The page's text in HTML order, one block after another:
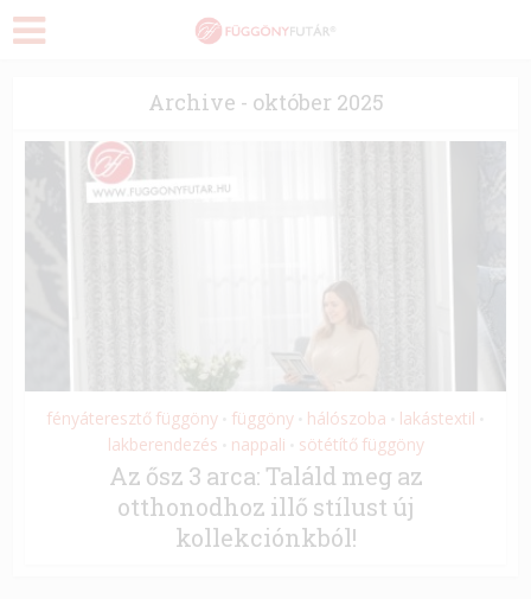
Archive - október 2025
fényáteresztő függöny függöny hálószoba lakástextil
lakberendezés nappali sötétítő függöny
Az ősz 3 arca: Találd meg az
otthonodhoz illő stílust új
kollekciónkból!